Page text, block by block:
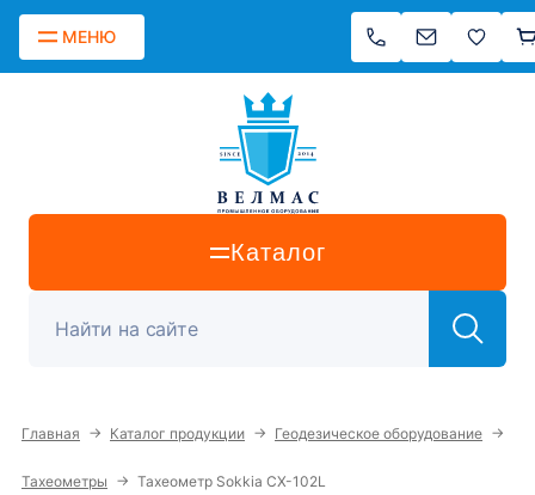
МЕНЮ
Каталог
Главная → Каталог продукции → Геодезическое оборудование →
Тахеометры → Тахеометр Sokkia CX-102L